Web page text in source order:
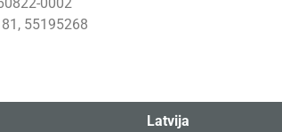
0002
55195268
Latvija